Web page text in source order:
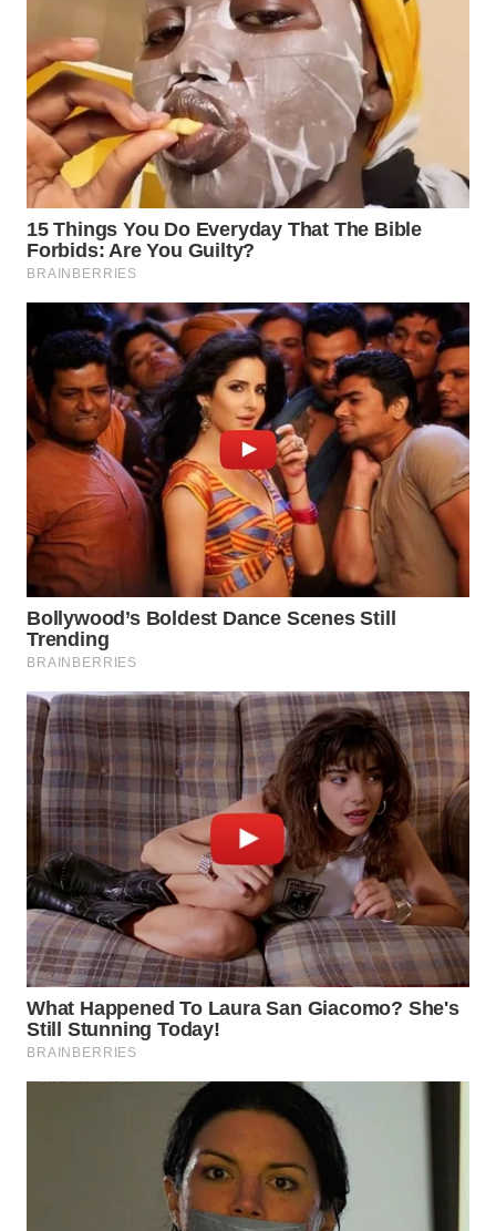
WN
BABEL
WN
SUMBAR
WN
SUMSEL
WN
BENGKULU
WN
LAMPUNG
JATENG
WN
NUSANTARA
WN
JOGJA
WN
JATIM
WN
BALI
WN
KALBAR
WN
KALTENG
WN